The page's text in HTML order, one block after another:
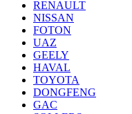
RENAULT
NISSAN
FOTON
UAZ
GEELY
HAVAL
TOYOTA
DONGFENG
GAC